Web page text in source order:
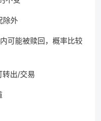
除外
可能被赎回，概率比较
出/交易